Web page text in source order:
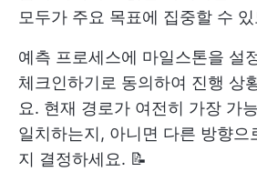
모두가 주요 목표에 집중할 수
예측 프로세스에 마일스톤을 설
체크인하기로 동의하여 진행 상
요. 현재 경로가 여전히 가장 가
일치하는지, 아니면 다른 방향으
지 결정하세요. 📝